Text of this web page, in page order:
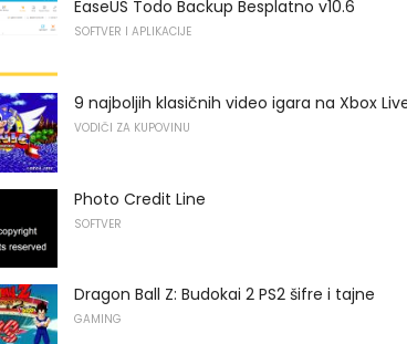
EaseUS Todo Backup Besplatno v10.6
SOFTVER I APLIKACIJE
9 najboljih klasičnih video igara na Xbox
VODIČI ZA KUPOVINU
Photo Credit Line
SOFTVER
Dragon Ball Z: Budokai 2 PS2 šifre i tajne
GAMING